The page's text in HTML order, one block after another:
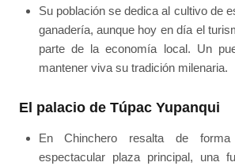
Su población se dedica al cultivo de
ganadería, aunque hoy en día el
parte de la economía local. Un
mantener viva su tradición milenaria.
El palacio de Túpac Yupanqui
En Chinchero resalta de
espectacular plaza principal, una